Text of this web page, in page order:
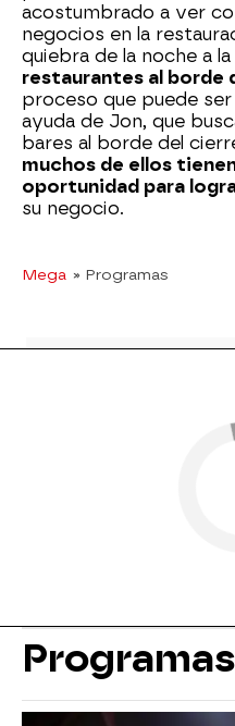
acostumbrado a ver
negocios en la
quiebra de la noche a la
restaurantes al borde
proceso que puede
ayuda de Jon, que
bares al borde del
muchos de ellos
oportunidad para
su negocio.
Mega » Programas
Programas